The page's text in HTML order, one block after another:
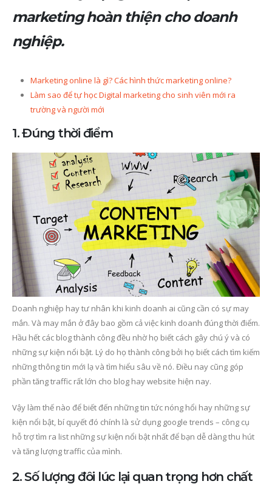
marketing hoàn thiện cho doanh
nghiệp.
Marketing online là gì? Các hình thức marketing online?
Làm sao để tự học Digital marketing cho sinh viên mới ra
trường và người mới
1. Đúng thời điểm
Doanh nghiệp hay tư nhân khi kinh doanh ai cũng cần có sự may
mắn. Và may mắn ở đây bao gồm cả việc kinh doanh đúng thời điểm.
Hầu hết các blog thành công đều nhờ họ biết cách gây chú ý và có
những sự kiện nổi bật. Lý do họ thành công bởi họ biết cách tìm kiếm
những thông tin mới lạ và tìm hiểu sâu về nó. Điều nay cũng góp
phần tăng traffic rất lớn cho blog hay website hiện nay.
Vậy làm thế nào để biết đến những tin tức nóng hổi hay những sự
kiện nổi bật, bí quyết đó chính là sử dụng google trends – công cụ
hỗ trợ tìm ra list những sự kiện nổi bật nhất để bạn dễ dàng thu hút
và tăng lượng traffic của mình.
2. Số lượng đôi lúc lại quan trọng hơn chất